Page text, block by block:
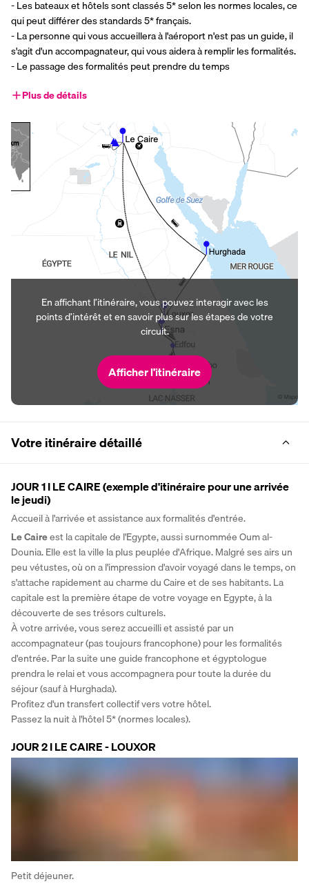
- Les bateaux et hôtels sont classés 5* selon les normes locales, ce
qui peut différer des standards 5* français.
- La personne qui vous accueillera à l'aéroport n'est pas un guide, il
s'agit d'un accompagnateur, qui vous aidera à remplir les formalités.
- Le passage des formalités peut prendre du temps
Plus de détails
En affichant l’itinéraire, vous pouvez interagir avec les
points d’intérêt et en savoir plus sur les étapes de votre
circuit.
Afficher l’itinéraire
Votre itinéraire détaillé
JOUR 1 I LE CAIRE (exemple d'itinéraire pour une arrivée
le jeudi)
Accueil à l'arrivée et assistance aux formalités d'entrée.
Le Caire est la capitale de l'Egypte, aussi surnommée Oum al-
Dounia. Elle est la ville la plus peuplée d'Afrique. Malgré ses airs un
peu vétustes, où on a l'impression d'avoir voyagé dans le temps, on
s'attache rapidement au charme du Caire et de ses habitants. La
capitale est la première étape de votre voyage en Egypte, à la
découverte de ses trésors culturels.
À votre arrivée, vous serez accueilli et assisté par un
accompagnateur (pas toujours francophone) pour les formalités
d'entrée. Par la suite une guide francophone et égyptologue
prendra le relai et vous accompagnera pour toute la durée du
séjour (sauf à Hurghada).
Profitez d'un transfert collectif vers votre hôtel.
Passez la nuit à l'hôtel 5* (normes locales).
JOUR 2 I LE CAIRE - LOUXOR
Petit déjeuner.